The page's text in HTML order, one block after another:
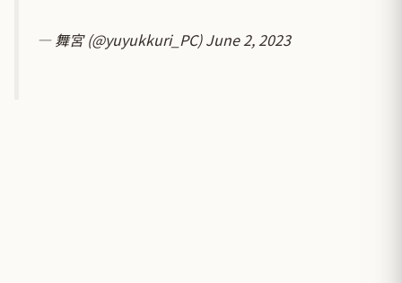
— 舞宮 (@yuyukkuri_PC)June 2, 2023